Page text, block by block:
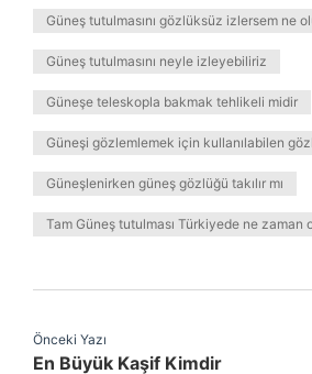
Güneş tutulmasını gözlüksüz izlersem ne
Güneş tutulmasını neyle izleyebiliriz
Güneşe teleskopla bakmak tehlikeli midir
Güneşi gözlemlemek için kullanılabilen
Güneşlenirken güneş gözlüğü takılır mı
Tam Güneş tutulması Türkiyede ne zaman
Önceki Yazı
En Büyük Kaşif Kimdir